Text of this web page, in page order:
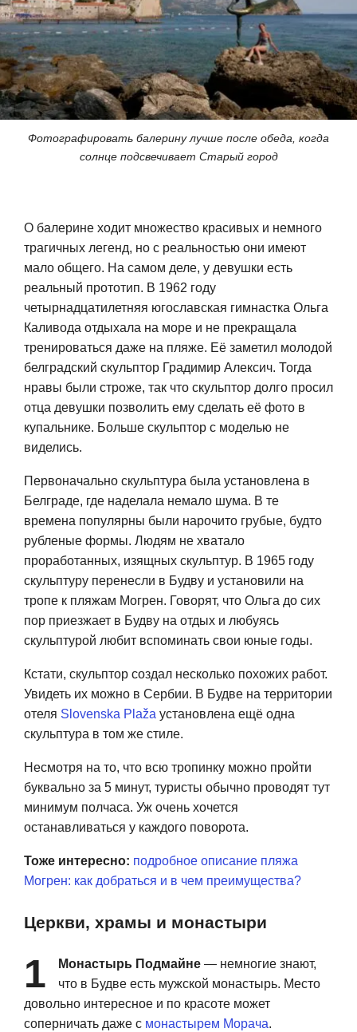
Фотографировать балерину лучше после обеда, когда
солнце подсвечивает Старый город
О балерине ходит множество красивых и немного
трагичных легенд, но с реальностью они имеют
мало общего. На самом деле, у девушки есть
реальный прототип. В 1962 году
четырнадцатилетняя югославская гимнастка Ольга
Каливода отдыхала на море и не прекращала
тренироваться даже на пляже. Её заметил молодой
белградский скульптор Градимир Алексич. Тогда
нравы были строже, так что скульптор долго просил
отца девушки позволить ему сделать её фото в
купальнике. Больше скульптор с моделью не
виделись.
Первоначально скульптура была установлена в
Белграде, где наделала немало шума. В те
времена популярны были нарочито грубые, будто
рубленые формы. Людям не хватало
проработанных, изящных скульптур. В 1965 году
скульптуру перенесли в Будву и установили на
тропе к пляжам Могрен. Говорят, что Ольга до сих
пор приезжает в Будву на отдых и любуясь
скульптурой любит вспоминать свои юные годы.
Кстати, скульптор создал несколько похожих работ.
Увидеть их можно в Сербии. В Будве на территории
отеля Slovenska Plaža установлена ещё одна
скульптура в том же стиле.
Несмотря на то, что всю тропинку можно пройти
буквально за 5 минут, туристы обычно проводят тут
минимум полчаса. Уж очень хочется
останавливаться у каждого поворота.
Тоже интересно: подробное описание пляжа
Могрен: как добраться и в чем преимущества?
Церкви, храмы и монастыри
1 Монастырь Подмайне — немногие знают,
что в Будве есть мужской монастырь. Место
довольно интересное и по красоте может
соперничать даже с монастырем Морача.